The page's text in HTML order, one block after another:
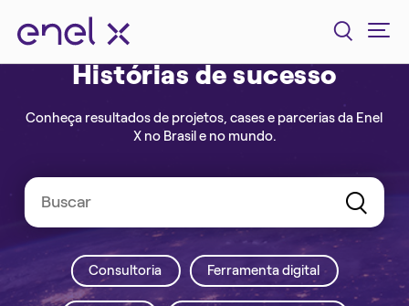
Histórias de sucesso
Conheça resultados de projetos, cases e parcerias da Enel
X no Brasil e no mundo.
Consultoria Ferramenta digital